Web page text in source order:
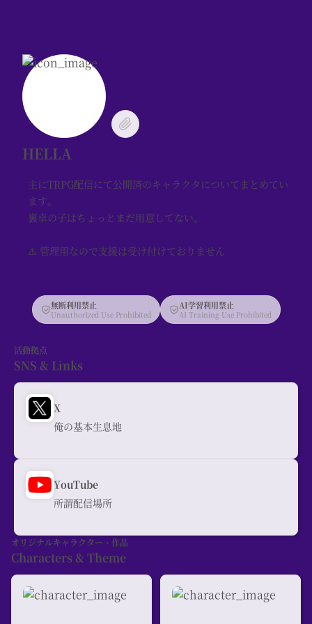
HELLA
主にTRPG配信にて公開済のキャラクタについてまとめてい
ます。
裏卓の子はちょっとまだ用意してない。
⚠ 管理用なので支援は受け付けておりません
無断利用禁止
Unauthorized Use Prohibited
AI学習利用禁止
AI Training Use Prohibited
活動拠点
SNS & Links
X
俺の基本生息地
YouTube
所謂配信場所
オリジナルキャラクター・作品
Characters & Theme